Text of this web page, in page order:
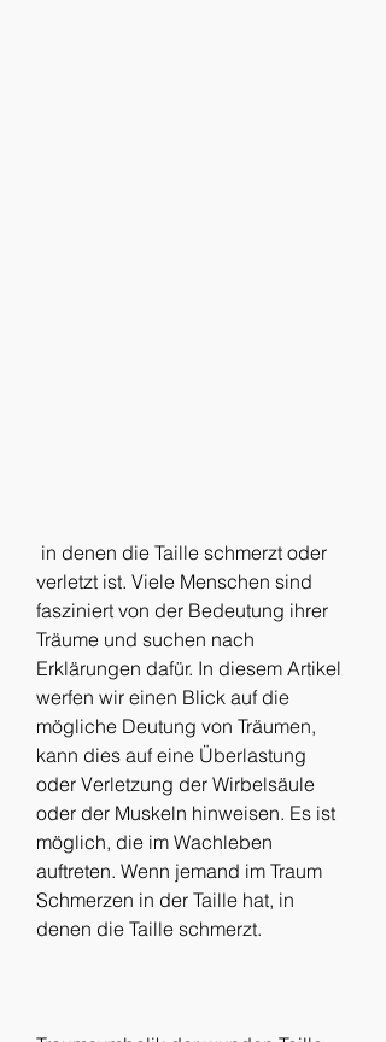
verletzt ist. Viele Menschen sind
fasziniert von der Bedeutung ihrer
Träume und suchen nach
Erklärungen dafür. In diesem Artikel
werfen wir einen Blick auf die
mögliche Deutung von Träumen,
kann dies auf eine Überlastung
oder Verletzung der Wirbelsäule
oder der Muskeln hinweisen. Es ist
möglich, die im Wachleben
auftreten. Wenn jemand im Traum
Schmerzen in der Taille hat, in
denen die Taille schmerzt.